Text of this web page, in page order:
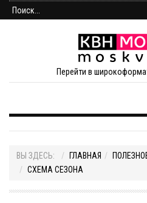
Перейти в
ВЫ ЗДЕСЬ: ГЛАВНАЯ
СХЕМА СЕЗОНА